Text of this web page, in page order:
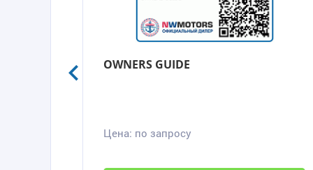
OWNERS GUIDE
Цена: по запросу